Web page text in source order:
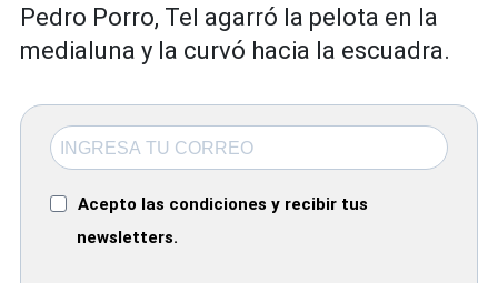
Pedro Porro, Tel agarró la pelota en la
medialuna y la curvó hacia la escuadra.
Acepto las condiciones y recibir tus
newsletters.